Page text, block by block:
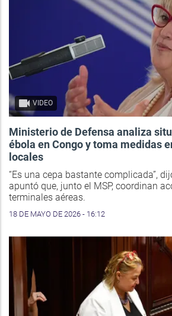
VIDEO
Ministerio de Defensa analiza
ébola en Congo y toma medidas
locales
“Es una cepa bastante complicada”,
apuntó que, junto el MSP, coordinan
terminales aéreas.
18 DE MAYO DE 2026 - 16:12